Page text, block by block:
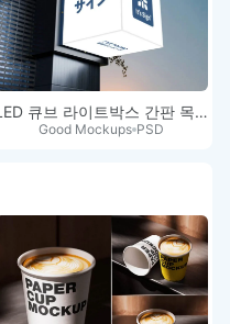
LED 큐브 라이트박스 간판 목업 PSD
Good Mockups PSD